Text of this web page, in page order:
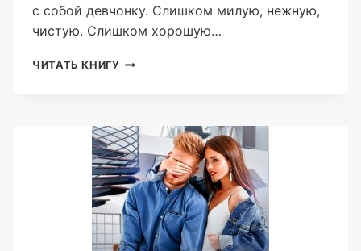
с собой девчонку. Слишком милую, нежную,
чистую. Слишком хорошую…
ЧИТАТЬ КНИГУ ЕГО
КОВАЛЬ)